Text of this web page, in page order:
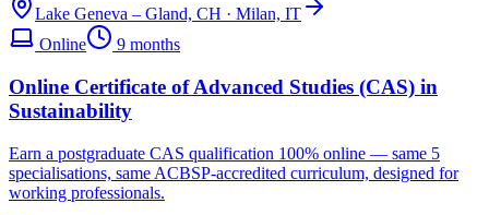
Lake Geneva – Gland, CH · Milan, IT
Online
9 months
Online Certificate of Advanced Studies (CAS) in
Sustainability
Earn a postgraduate CAS qualification 100% online — same 5
specialisations, same ACBSP-accredited curriculum, designed for
working professionals.